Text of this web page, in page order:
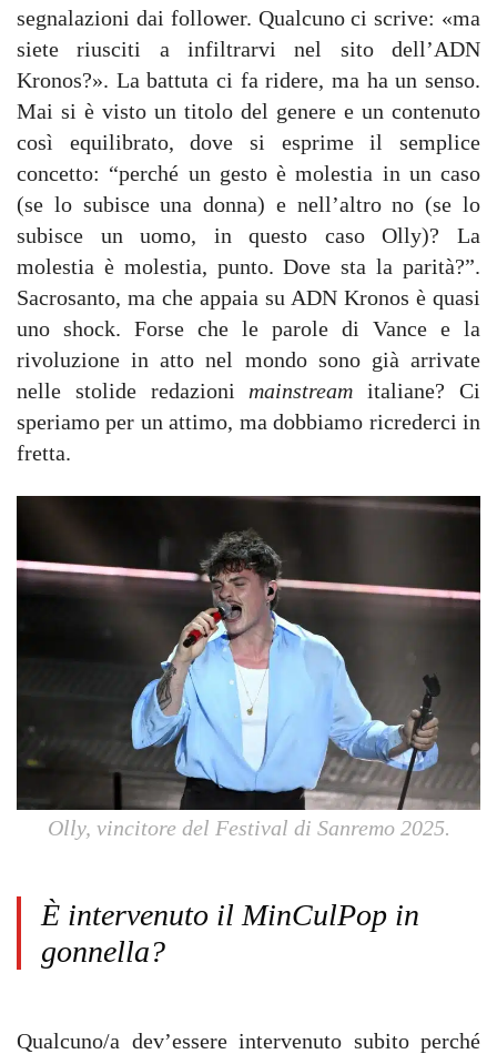
segnalazioni dai follower. Qualcuno ci scrive: «ma
siete riusciti a infiltrarvi nel sito dell’ADN
Kronos?». La battuta ci fa ridere, ma ha un senso.
Mai si è visto un titolo del genere e un contenuto
così equilibrato, dove si esprime il semplice
concetto: “perché un gesto è molestia in un caso
(se lo subisce una donna) e nell’altro no (se lo
subisce un uomo, in questo caso Olly)? La
molestia è molestia, punto. Dove sta la parità?”.
Sacrosanto, ma che appaia su ADN Kronos è quasi
uno shock. Forse che le parole di Vance e la
rivoluzione in atto nel mondo sono già arrivate
nelle stolide redazioni mainstream italiane? Ci
speriamo per un attimo, ma dobbiamo ricrederci in
fretta.
Olly, vincitore del Festival di Sanremo 2025.
È intervenuto il MinCulPop in
gonnella?
Qualcuno/a dev’essere intervenuto subito perché